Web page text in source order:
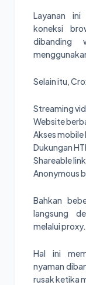
Layanan
koneksi
dibanding
Selain itu,
Streaming
Website
Akses
Dukungan
Shareable link
Anonymous
Bahkan
langsung
melalui proxy.
Hal ini
nyaman
rusak ketika